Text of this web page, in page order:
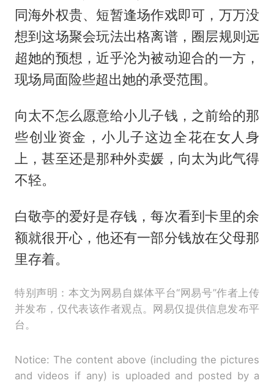
同海外权贵、短暂逢场作戏即可，万万没
想到这场聚会玩法出格离谱，圈层规则远
超她的预想，近乎沦为被动迎合的一方，
现场局面险些超出她的承受范围。
向太不怎么愿意给小儿子钱，之前给的那
些创业资金，小儿子这边全花在女人身
上，甚至还是那种外卖媛，向太为此气得
不轻。
白敬亭的爱好是存钱，每次看到卡里的余
额就很开心，他还有一部分钱放在父母那
里存着。
特别声明：本文为网易自媒体平台“网易号”作者上传
并发布，仅代表该作者观点。网易仅提供信息发布平
台。
Notice: The content above (including the pictures
and videos if any) is uploaded and posted by a